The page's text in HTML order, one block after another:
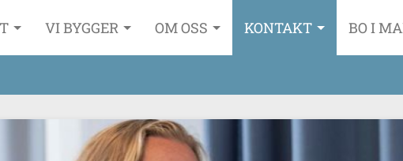
VI BYGGER OM OSS KONTAKT BO I